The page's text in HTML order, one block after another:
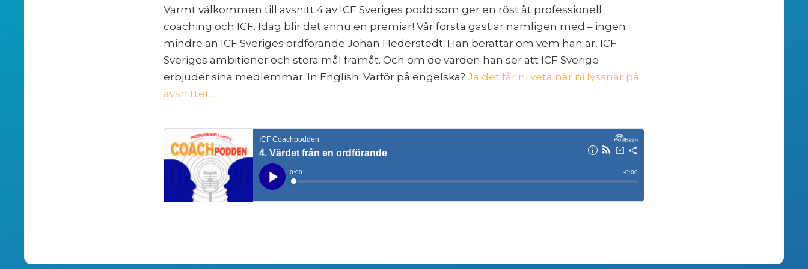
Varmt välkommen till avsnitt 4 av ICF Sveriges podd som ger en röst åt professionell
coaching och ICF. Idag blir det ännu en premiär! Vår första gäst är nämligen med – ingen
mindre än ICF Sveriges ordförande Johan Hederstedt. Han berättar om vem han är, ICF
Sveriges ambitioner och stora mål framåt. Och om de värden han ser att ICF Sverige
erbjuder sina medlemmar. In English. Varför på engelska? Ja det får ni veta när ni lyssnar på
avsnittet…